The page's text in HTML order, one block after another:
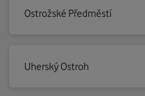
Ostrožské Předměstí
Uherský Ostroh